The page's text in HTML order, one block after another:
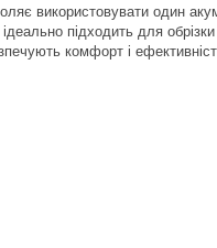
використовувати один
підходить для обрізки
комфорт і